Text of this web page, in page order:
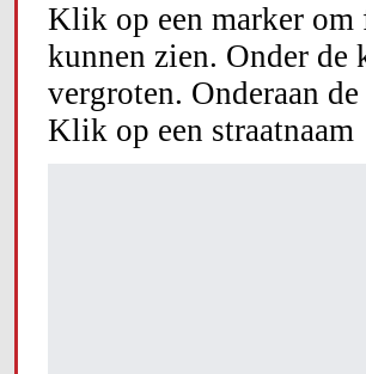
Klik op een marker om
kunnen zien. Onder
vergroten. Onderaan
Klik op een straatnaam